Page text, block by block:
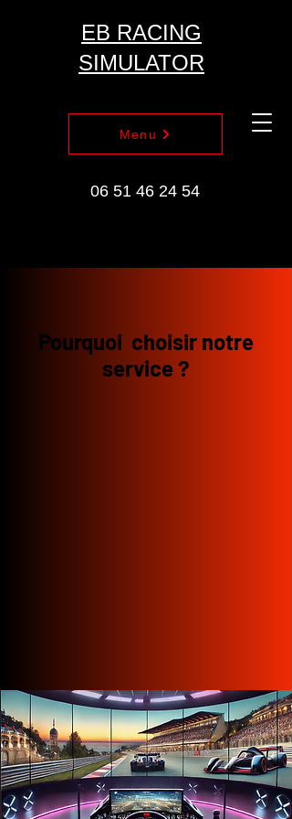
EB RACING
SIMULATOR
06 51 46 24 54
Menu
Pourquoi choisir notre
service ?